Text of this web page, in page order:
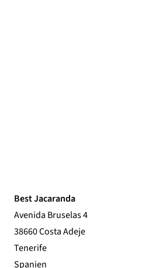
Best Jacaranda
Avenida Bruselas 4
38660 Costa Adeje
Tenerife
Spanien